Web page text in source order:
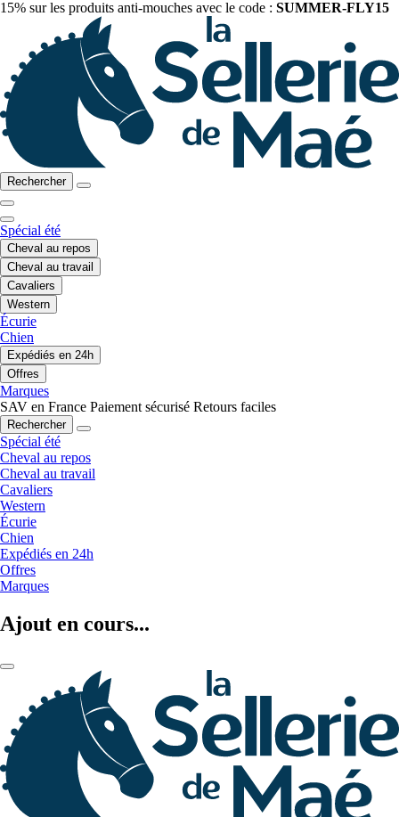
15% sur les produits anti-mouches avec le code : SUMMER-FLY15
Rechercher
Spécial été
Cheval au repos
Cheval au travail
Cavaliers
Western
Écurie
Chien
Expédiés en 24h
Offres
Marques
SAV en France Paiement sécurisé Retours faciles
Rechercher
Spécial été
Cheval au repos
Cheval au travail
Cavaliers
Western
Écurie
Chien
Expédiés en 24h
Offres
Marques
Ajout en cours...